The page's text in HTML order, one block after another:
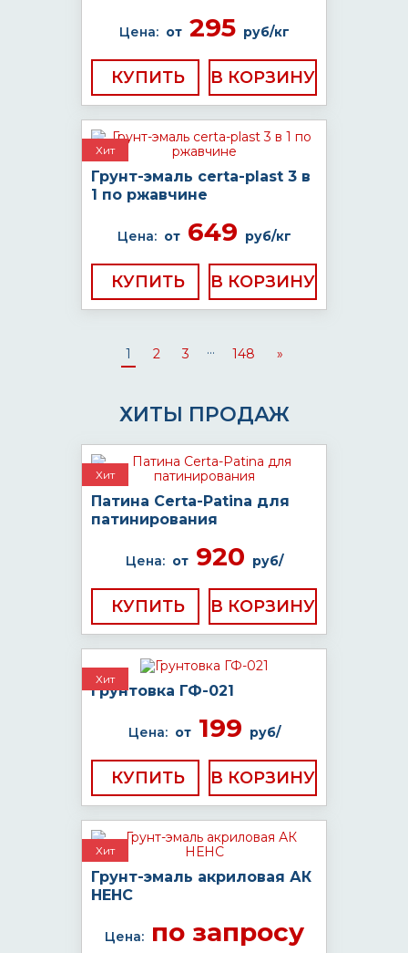
Цена: от295 руб/кг
КУПИТЬ
Хит
Грунт-эмаль certa-plast 3 в
1 по ржавчине
Цена: от649 руб/кг
КУПИТЬ
1 2 3 ... 148 »
ХИТЫ ПРОДАЖ
Хит
Патина Certa-Patina для
патинирования
Цена: от920 руб/
КУПИТЬ
Хит
Грунтовка ГФ-021
Цена: от199 руб/
КУПИТЬ
Хит
Грунт-эмаль акриловая АК
НЕНС
Цена:по запросу